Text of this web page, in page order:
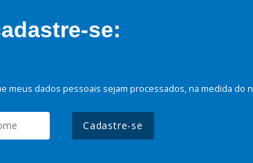
se:
meus dados pessoais sejam processados, na medida do
Cadastre-se